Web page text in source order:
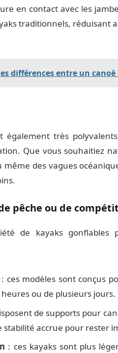
en contact avec les
traditionnels, réduisant
différences entre un
également très
Que vous souhaitiez
des vagues
pêche ou de
de kayaks gonflables
ces modèles sont conçus
ou de plusieurs jours.
de supports pour
stabilité accrue pour rester
: ces kayaks sont plus